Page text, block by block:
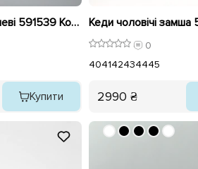
Кеди чоловічі замшеві 591539 Коричневі
Купити
Кеди чоловічі замша
0
404142434445
2990 ₴